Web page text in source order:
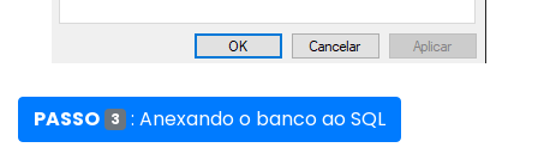
PASSO 3 : Anexando o banco ao SQL